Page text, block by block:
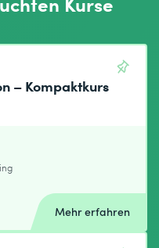
– Kompaktkurs
Mehr erfahren